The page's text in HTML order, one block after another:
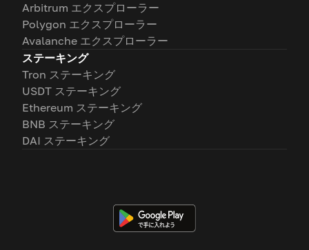
Arbitrum エクスプローラー
Polygon エクスプローラー
Avalanche エクスプローラー
ステーキング
Tron ステーキング
USDT ステーキング
Ethereum ステーキング
BNB ステーキング
DAI ステーキング